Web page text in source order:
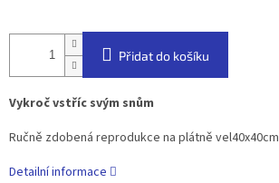
Přidat do košíku
Vykroč vstříc svým snům
Ručně zdobená reprodukce na plátně vel40x40cm
Detailní informace